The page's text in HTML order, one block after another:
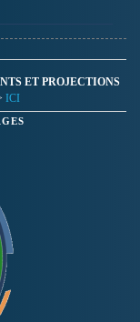
ET PROJECTIONS
ICI